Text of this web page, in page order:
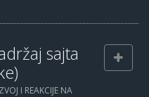
sajta
I REAKCIJE NA